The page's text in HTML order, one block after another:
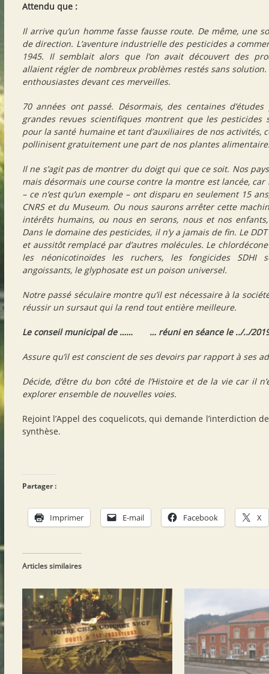
Attendu que :
Il arrive qu’un homme fasse fausse route. De même, une
de direction. L’aventure industrielle des pesticides a
1945. Il semblait alors que l’on avait découvert des
allaient régler de nombreux problèmes restés sans
enthousiastes devant ces merveilles.
70 années ont passé. Désormais, des centaines
grandes revues scientifiques montrent que les pesticides
pour la santé humaine et tant d’auxiliaires de nos activités,
pollinisent gratuitement une part de nos plantes
Il ne s’agit pas de montrer du doigt qui que ce soit. Nos
mais désormais une course contre la montre est lancée,
– ce n’est qu’un exemple – ont disparu en seulement 15
CNRS et du Museum. Ou nous saurons arrêter cette
intérêts humains, ou nous en serons, nous et nos
Dans le domaine des pesticides, il n’y a jamais de fin. Le
et aussitôt remplacé par d’autres molécules. Le
les néonicotinoïdes les ruchers, les fongicides SDHI
angoissants, le glyphosate est un poison universel.
Notre passé séculaire montre qu’il est nécessaire à la
réussir un sursaut qui la rend tout entière meilleure.
Le conseil municipal de …… … réuni en séance le ../../
Assure qu’il est conscient de ses devoirs par rapport à ses
Décide, d’être du bon côté de l’Histoire et de la vie car il
explorer ensemble de nouvelles voies.
Rejoint l’Appel des coquelicots, qui demande l’interdiction
synthèse.
Partager :
Imprimer E-mail Facebook X
Articles similaires